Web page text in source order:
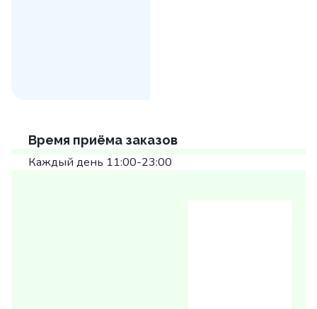
Время приёма заказов
Каждый день 11:00-23:00